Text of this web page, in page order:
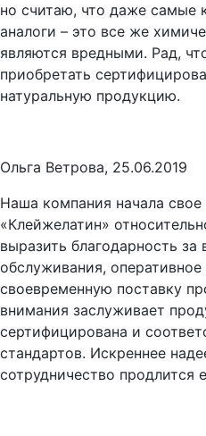
но считаю, что даже самые
аналоги – это все же
являются вредными. Рад,
приобретать
натуральную продукцию.
Ольга Ветрова, 25.06.2019
Наша компания начала свое
«Клейжелатин»
выразить благодарность за
обслуживания,
своевременную поставку
внимания заслуживает
сертифицирована и
стандартов. Искреннее
сотрудничество продлится